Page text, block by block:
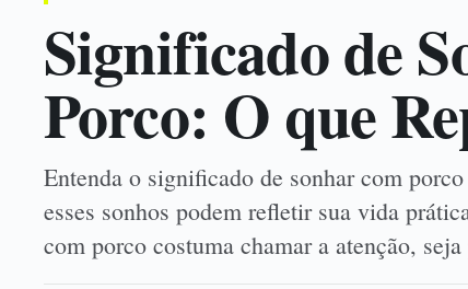
Significado de
Porco: O que
Entenda o significado de sonhar com
esses sonhos podem refletir sua vida
com porco costuma chamar a atenção,